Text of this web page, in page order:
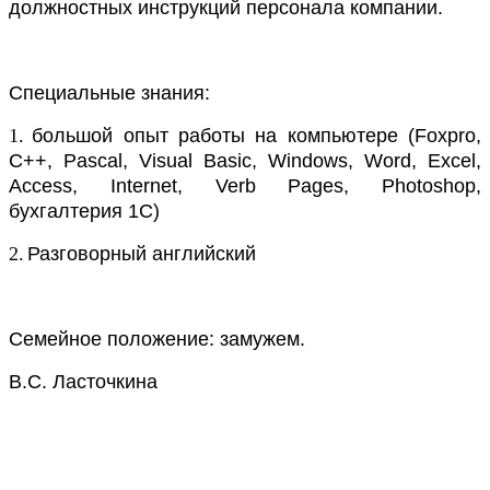
должностных инструкций персонала компании.
Специальные знания:
1. большой опыт работы на компьютере (Foxpro,
С++, Pascal, Visual Basic, Windows, Word, Excel,
Access, Internet, Verb Pages, Photoshop,
бухгалтерия 1C)
2. Разговорный английский
Семейное положение: замужем.
В.С. Ласточкина